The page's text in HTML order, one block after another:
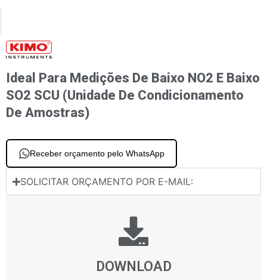
Ideal Para Medições De Baixo NO2 E Baixo
SO2 SCU (Unidade De Condicionamento
De Amostras)
Receber orçamento pelo WhatsApp
SOLICITAR ORÇAMENTO POR E-MAIL:
DOWNLOAD